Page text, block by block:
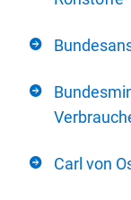
Carl von